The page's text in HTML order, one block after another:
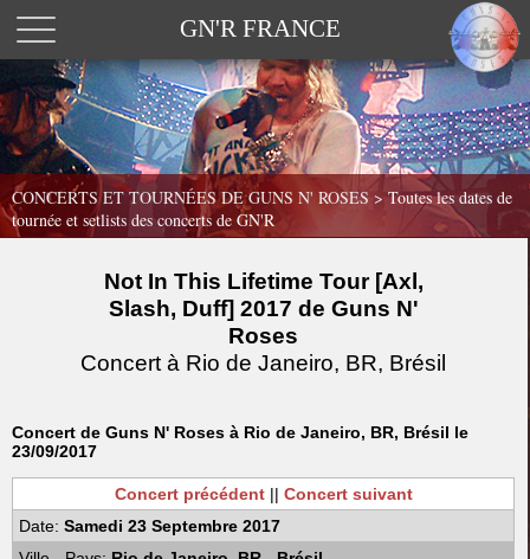
GN'R FRANCE
CONCERTS ET TOURNÉES DE GUNS N' ROSES > Toutes les dates de
tournée et setlists des concerts de GN'R
Not In This Lifetime Tour [Axl,
Slash, Duff] 2017 de Guns N'
Roses
Concert à Rio de Janeiro, BR, Brésil
Concert de Guns N' Roses à Rio de Janeiro, BR, Brésil le
23/09/2017
Concert précédent|| Concert suivant
Date:Samedi 23 Septembre 2017